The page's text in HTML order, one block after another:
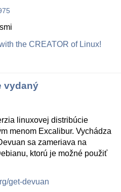
the CREATOR of Linux!
vydaný
linuxovej distribúcie
menom Excalibur. Vychádza
sa zameriava na
ktorú je možné použiť
get-devuan